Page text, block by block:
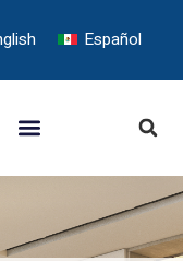
Español